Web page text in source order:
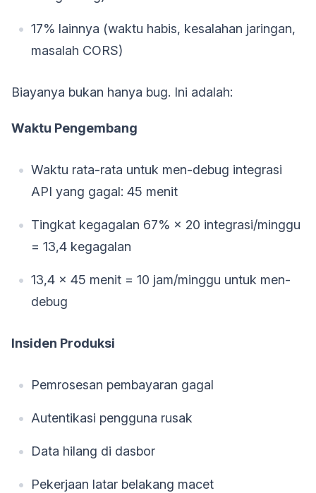
17% lainnya (waktu habis, kesalahan jaringan,
masalah CORS)
Biayanya bukan hanya bug. Ini adalah:
Waktu Pengembang
Waktu rata-rata untuk men-debug integrasi
API yang gagal: 45 menit
Tingkat kegagalan 67% × 20 integrasi/minggu
= 13,4 kegagalan
13,4 × 45 menit = 10 jam/minggu untuk men-
debug
Insiden Produksi
Pemrosesan pembayaran gagal
Autentikasi pengguna rusak
Data hilang di dasbor
Pekerjaan latar belakang macet